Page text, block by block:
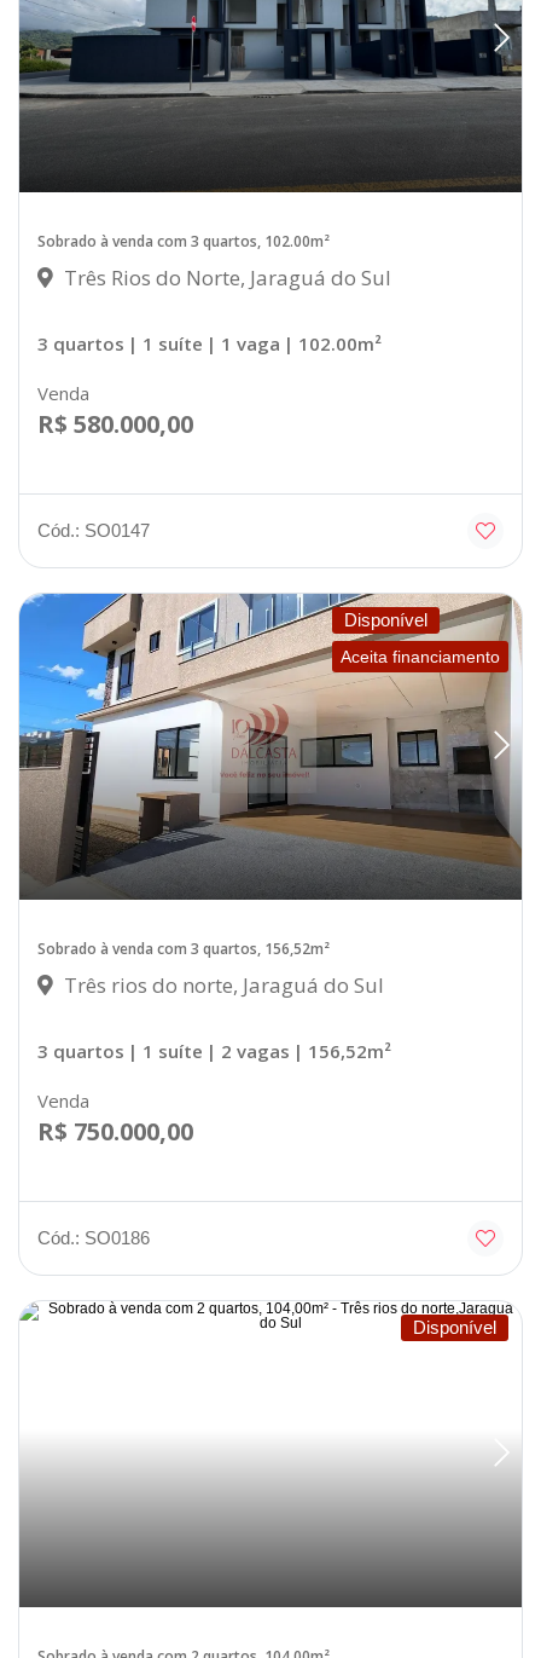
Sobrado à venda com 3 quartos, 102.00m²
Três Rios do Norte, Jaraguá do Sul
3 quartos | 1 suíte | 1 vaga | 102.00m²
Venda
R$ 580.000,00
Cód.: SO0147
Disponível
Aceita financiamento
Sobrado à venda com 3 quartos, 156,52m²
Três rios do norte, Jaraguá do Sul
3 quartos | 1 suíte | 2 vagas | 156,52m²
Venda
R$ 750.000,00
Cód.: SO0186
Disponível